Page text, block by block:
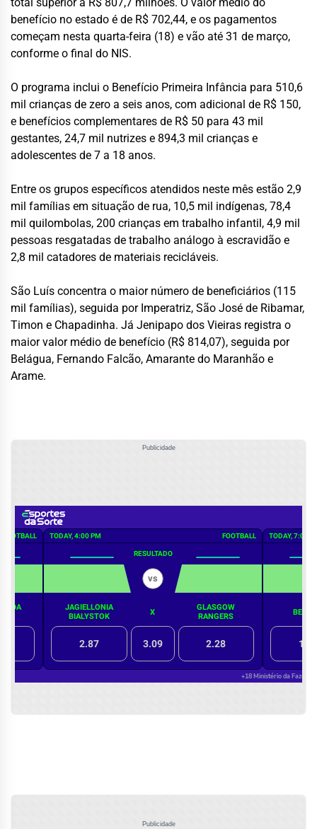
benefício no estado é de R$ 702,44, e os pagamentos
começam nesta quarta-feira (18) e vão até 31 de março,
conforme o final do NIS.
O programa inclui o Benefício Primeira Infância para 510,6
mil crianças de zero a seis anos, com adicional de R$ 150,
e benefícios complementares de R$ 50 para 43 mil
gestantes, 24,7 mil nutrizes e 894,3 mil crianças e
adolescentes de 7 a 18 anos.
Entre os grupos específicos atendidos neste mês estão 2,9
mil famílias em situação de rua, 10,5 mil indígenas, 78,4
mil quilombolas, 200 crianças em trabalho infantil, 4,9 mil
pessoas resgatadas de trabalho análogo à escravidão e
2,8 mil catadores de materiais recicláveis.
São Luís concentra o maior número de beneficiários (115
mil famílias), seguida por Imperatriz, São José de Ribamar,
Timon e Chapadinha. Já Jenipapo dos Vieiras registra o
maior valor médio de benefício (R$ 814,07), seguida por
Belágua, Fernando Falcão, Amarante do Maranhão e
Arame.
Publicidade
Publicidade